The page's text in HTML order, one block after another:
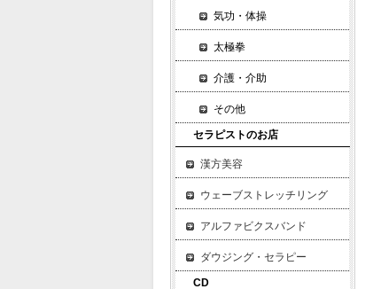
気功・体操
太極拳
介護・介助
その他
セラピストのお店
漢方美容
ウェーブストレッチリング
アルファビクスバンド
ダウジング・セラピー
CD